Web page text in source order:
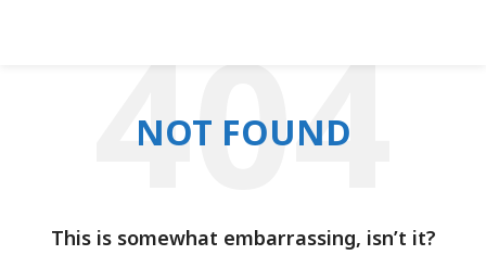
NOT FOUND
This is somewhat embarrassing, isn’t it?